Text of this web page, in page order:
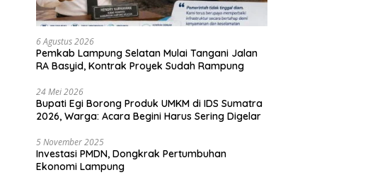
6 Agustus 2026
Pemkab Lampung Selatan Mulai Tangani Jalan
RA Basyid, Kontrak Proyek Sudah Rampung
24 Mei 2026
Bupati Egi Borong Produk UMKM di IDS Sumatra
2026, Warga: Acara Begini Harus Sering Digelar
5 November 2025
Investasi PMDN, Dongkrak Pertumbuhan
Ekonomi Lampung